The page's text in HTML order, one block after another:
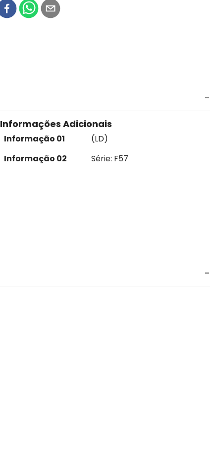
Informações Adicionais
Informação 01
(LD)
Informação 02
Série: F57